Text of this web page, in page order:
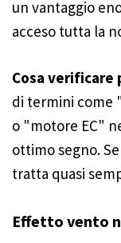
un vantaggio
acceso tutta la
Cosa verificare
di termini come
o "motore EC"
ottimo segno.
tratta quasi
Effetto vento